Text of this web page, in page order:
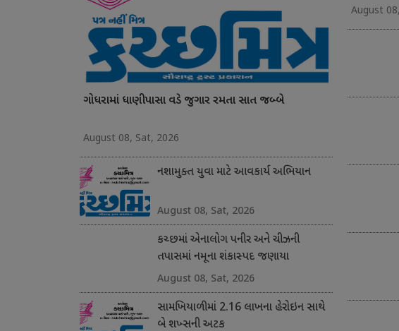
ગોધરામાં ધાણીપાસા વડે જુગાર રમતા સાત જબ્બે
August 08, Sat, 2026
નશામુક્ત યુવા માટે આવકાર્ય અભિયાન
August 08, Sat, 2026
કચ્છમાં એનાલોગ પનીર અને ચીઝની
તપાસમાં નમૂના શંકાસ્પદ જણાયા
August 08, Sat, 2026
સામખિયાળીમાં 2.16 લાખના હેરોઇન સાથે
બે શખ્સની અટક
August